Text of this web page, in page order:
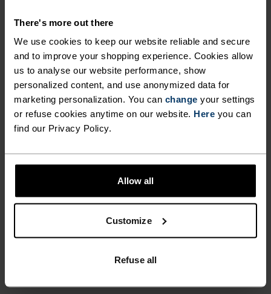
There's more out there
We use cookies to keep our website reliable and secure
and to improve your shopping experience. Cookies allow
us to analyse our website performance, show
personalized content, and use anonymized data for
marketing personalization. You can change your settings
or refuse cookies anytime on our website. Here you can
find our Privacy Policy.
Allow all
Customize
Refuse all
Lette, ferdigstilt med vannavvisende belegg og
laget av 90 prosent resirkulerte materialer, er
Odlo X-Alp Explorer MTB overshorts designet for å
gå stort. Laget av et slitesterkt dobbelt-vevet stoff,
kan disse shorts skryte av to glidelås-lommer, to
håndsommer, masse stretch og justerbart
for å brukes over bib eller liner tight shorts, ble
Holdbare, MTB-spesifikke overshorts laget av
resirkulerte materialer. Laget i Sveits og laget for
å utforske.